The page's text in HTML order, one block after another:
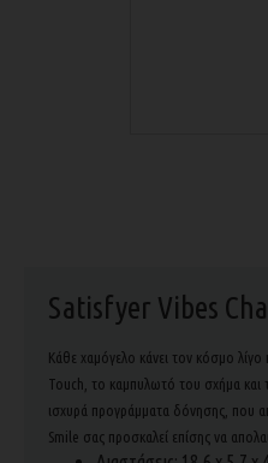
Satisfyer Vibes
Κάθε χαμόγελο κάνει τον κόσμο
Touch, το καμπυλωτό του σχήμα και
ισχυρά προγράμματα δόνησης, που
Smile σας προσκαλεί επίσης να